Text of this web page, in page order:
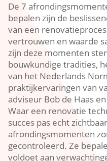
De 7
bepalen zijn de
van een
vertrouwen en waarde
zijn deze momenten
bouwkundige tradities,
van het Nederlands
praktijkervaringen van
adviseur Bob de Haas
Waar een renovatie
succes pas echt
afrondingsmomenten
gecontroleerd.​ Ze
voldoet aan